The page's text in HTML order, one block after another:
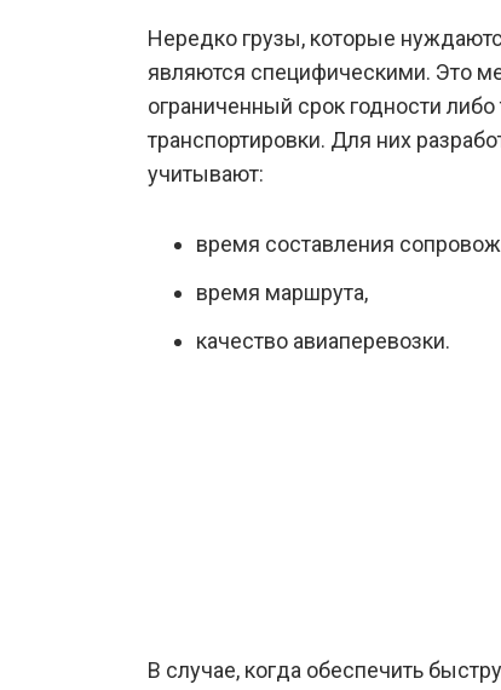
Нередко грузы, которые
являются специфическими. Это
ограниченный срок годности
транспортировки. Для них
учитывают:
время составления
время маршрута,
качество авиаперевозки.
В случае, когда обеспечить